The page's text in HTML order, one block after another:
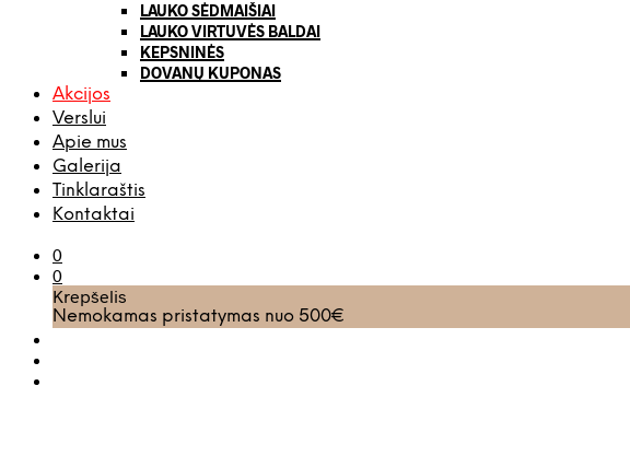
LAUKO SĖDMAIŠIAI
LAUKO VIRTUVĖS BALDAI
KEPSNINĖS
DOVANŲ KUPONAS
Akcijos
Verslui
Apie mus
Galerija
Tinklaraštis
Kontaktai
0
0
Krepšelis
Nemokamas pristatymas nuo 500€